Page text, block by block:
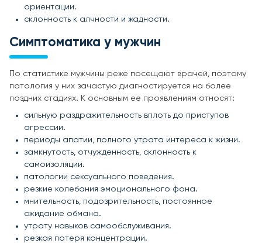
ориентации.
склонность к алчности и жадности.
Симптоматика у мужчин
По статистике мужчины реже посещают врачей, поэтому
патология у них зачастую диагностируется на более
поздних стадиях. К основным ее проявлениям относят:
сильную раздражительность вплоть до приступов
агрессии.
периоды апатии, полного утрата интереса к жизни.
замкнутость, отчужденность, склонность к
самоизоляции.
патологии сексуального поведения.
резкие колебания эмоционального фона.
мнительность, подозрительность, постоянное
ожидание обмана.
утрату навыков самообслуживания.
резкая потеря концентрации.